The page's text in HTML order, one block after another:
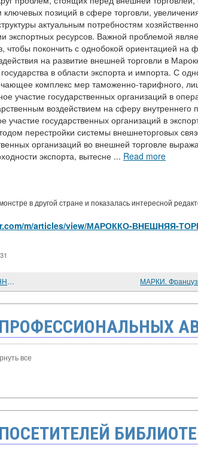
позиций в сфере торговли,
актуальным потребностям
экспортных ресурсов. Важной проблемой
чтобы покончить с однобокой ориентацией на
на развитие внешней торговли в
в области экспорта и импорта. С
комплекс мер таможенно-тарифного,
участие государственных организаций в
воздействием на сферу внутреннего
участие государственных организаций в
перестройки системы внешнеторговых
организаций во внешней торговле
экспорта, вытесне ... Read more
в другой стране и показалась интересной
m/articles/view/МАРОККО-ВНЕШНЯЯ-
ИРАНСКИЙ КИНЕМАТОГРАФ: ДВОЙСТВЕННОСТЬ ПОСТИЖЕНИЯ
все